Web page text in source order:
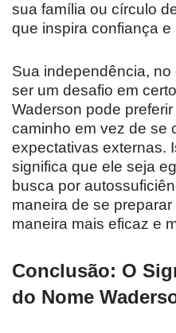
sua família ou círculo
que inspira confiança e
Sua independência,
ser um desafio em
Waderson pode
caminho em vez de se
expectativas externas.
significa que ele seja
busca por
maneira de se
maneira mais eficaz e
Conclusão: O
do Nome